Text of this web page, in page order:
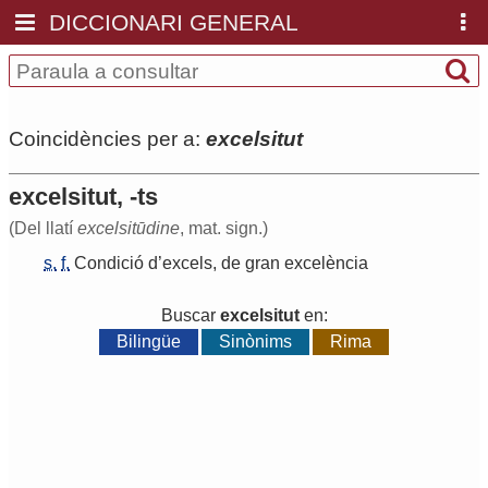
DICCIONARI GENERAL
Coincidències per a: excelsitut
excelsitut, -ts
(Del llatí excelsitūdine, mat. sign.)
s. f. Condició d’excels, de gran excelència
Buscar excelsituten:
Bilingüe
Sinònims Rima